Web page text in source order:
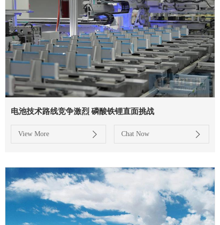
电池技术路线竞争激烈 磷酸铁锂直面挑战
View More Chat Now